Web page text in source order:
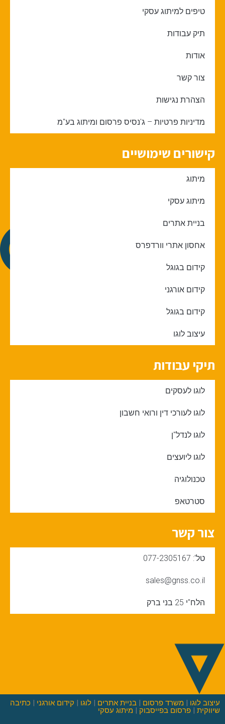
טיפים למיתוג עסקי
תיק עבודות
אודות
צור קשר
הצהרת נגישות
מדיניות פרטיות – ג'נסיס פרסום ומיתוג בע"מ
קישורים שימושיים
מיתוג
מיתוג עסקי
בניית אתרים
אחסון אתרי וורדפרס
קידום בגוגל
קידום אורגני
קידום בגוגל
עיצוב לוגו
תיקי עבודות
לוגו לעסקים
לוגו לעורכי דין ורואי חשבון
לוגו לנדל"ן
לוגו ליועצים
טכנולוגיה
סטרטאפ
צור קשר
טל': 077-2305167
sales@gnss.co.il
הלח"י 25 בני ברק
עיצוב לוגו |משרד פרסום |בניית אתרים |לוגו | קידום אורגני | כתיבה
שיווקית |פרסום בפייסבוק |מיתוג עסקי